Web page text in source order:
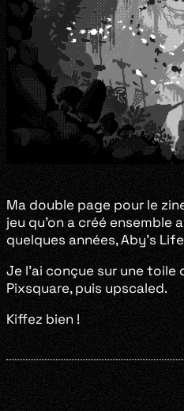
Ma double page pour le
jeu qu’on a créé ensemble
quelques années, Aby’s
Je l’ai conçue sur une
Pixsquare, puis upscaled.
Kiffez bien !